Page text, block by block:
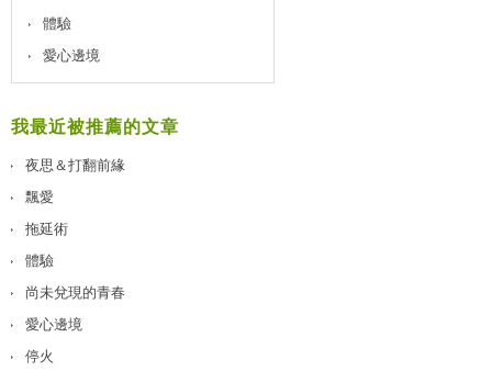
體驗
愛心邊境
我最近被推薦的文章
夜思＆打翻前緣
飄愛
拖延術
體驗
尚未兌現的青春
愛心邊境
停火